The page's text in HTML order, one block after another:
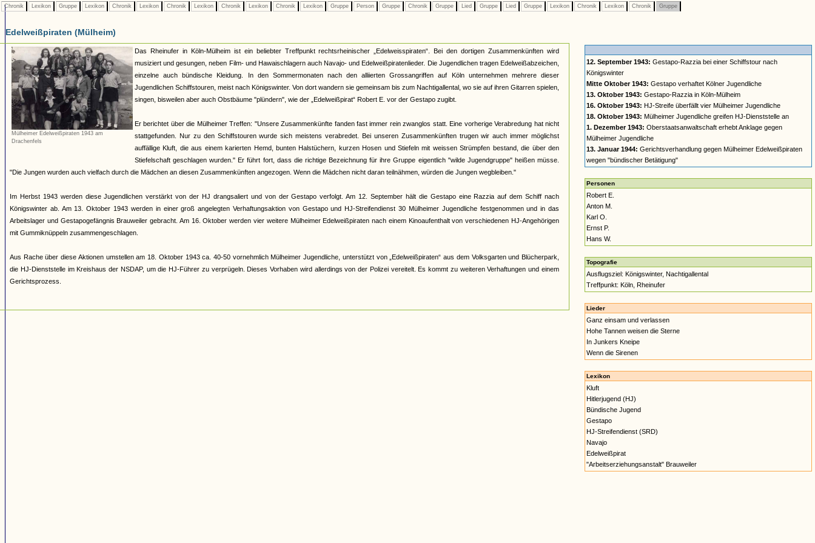
Chronik Lexikon Gruppe Lexikon Chronik Lexikon Chronik Lexikon Chronik Lexikon Chronik Lexikon Gruppe Person Gruppe Chronik Gruppe Lied Gruppe Lied Gruppe Lexikon Chronik Lexikon Chronik Gruppe
Edelweißpiraten (Mülheim)
Mülheimer Edelweißpiraten 1943 am
Drachenfels
Das Rheinufer in Köln-Mülheim ist ein beliebter Treffpunkt rechtsrheinischer „Edelweisspiraten“. Bei den dortigen Zusammenkünften wird
musiziert und gesungen, neben Film- und Hawaischlagern auch Navajo- und Edelweißpiratenlieder. Die Jugendlichen tragen Edelweißabzeichen,
einzelne auch bündische Kleidung. In den Sommermonaten nach den alliierten Grossangriffen auf Köln unternehmen mehrere dieser
Jugendlichen Schiffstouren, meist nach Königswinter. Von dort wandern sie gemeinsam bis zum Nachtigallental, wo sie auf ihren Gitarren spielen,
singen, bisweilen aber auch Obstbäume "plündern", wie der „Edelweißpirat“ Robert E. vor der Gestapo zugibt.
Er berichtet über die Mülheimer Treffen: "Unsere Zusammenkünfte fanden fast immer rein zwanglos statt. Eine vorherige Verabredung hat nicht
stattgefunden. Nur zu den Schiffstouren wurde sich meistens verabredet. Bei unseren Zusammenkünften trugen wir auch immer möglichst
auffällige Kluft, die aus einem karierten Hemd, bunten Halstüchern, kurzen Hosen und Stiefeln mit weissen Strümpfen bestand, die über den
Stiefelschaft geschlagen wurden." Er führt fort, dass die richtige Bezeichnung für ihre Gruppe eigentlich "wilde Jugendgruppe" heißen müsse.
"Die Jungen wurden auch vielfach durch die Mädchen an diesen Zusammenkünften angezogen. Wenn die Mädchen nicht daran teilnähmen, würden die Jungen wegbleiben."
Im Herbst 1943 werden diese Jugendlichen verstärkt von der HJ drangsaliert und von der Gestapo verfolgt. Am 12. September hält die Gestapo eine Razzia auf dem Schiff nach
Königswinter ab. Am 13. Oktober 1943 werden in einer groß angelegten Verhaftungsaktion von Gestapo und HJ-Streifendienst 30 Mülheimer Jugendliche festgenommen und in das
Arbeitslager und Gestapogefängnis Brauweiler gebracht. Am 16. Oktober werden vier weitere Mülheimer Edelweißpiraten nach einem Kinoaufenthalt von verschiedenen HJ-Angehörigen
mit Gummiknüppeln zusammengeschlagen.
Aus Rache über diese Aktionen umstellen am 18. Oktober 1943 ca. 40-50 vornehmlich Mülheimer Jugendliche, unterstützt von „Edelweißpiraten“ aus dem Volksgarten und Blücherpark,
die HJ-Dienststelle im Kreishaus der NSDAP, um die HJ-Führer zu verprügeln. Dieses Vorhaben wird allerdings von der Polizei vereitelt. Es kommt zu weiteren Verhaftungen und einem
Gerichtsprozess.
12. September 1943: Gestapo-Razzia bei einer Schiffstour nach
Königswinter
Mitte Oktober 1943: Gestapo verhaftet Kölner Jugendliche
13. Oktober 1943: Gestapo-Razzia in Köln-Mülheim
16. Oktober 1943: HJ-Streife überfällt vier Mülheimer Jugendliche
18. Oktober 1943: Mülheimer Jugendliche greifen HJ-Dienststelle an
1. Dezember 1943: Oberstaatsanwaltschaft erhebt Anklage gegen
Mülheimer Jugendliche
13. Januar 1944: Gerichtsverhandlung gegen Mülheimer Edelweißpiraten
wegen "bündischer Betätigung"
Personen
Robert E.
Anton M.
Karl O.
Ernst P.
Hans W.
Topografie
Ausflugsziel: Königswinter, Nachtigallental
Treffpunkt: Köln, Rheinufer
Lieder
Ganz einsam und verlassen
Hohe Tannen weisen die Sterne
In Junkers Kneipe
Wenn die Sirenen
Lexikon
Kluft
Hitlerjugend (HJ)
Bündische Jugend
Gestapo
HJ-Streifendienst (SRD)
Navajo
Edelweißpirat
"Arbeitserziehungsanstalt" Brauweiler